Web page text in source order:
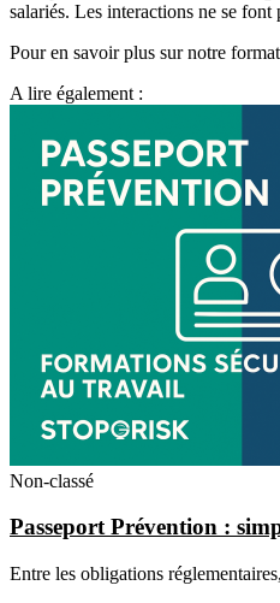
salariés. Les interactions ne se
Pour en savoir plus sur notre
A lire également :
Non-classé
Passeport Prévention :
Entre les obligations